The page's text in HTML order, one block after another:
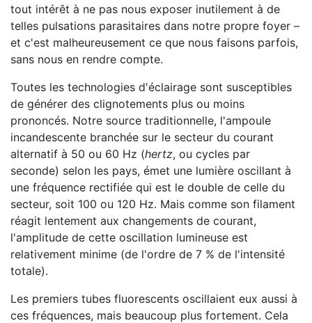
tout intérêt à ne pas nous exposer inutilement à de
telles pulsations parasitaires dans notre propre foyer –
et c'est malheureusement ce que nous faisons parfois,
sans nous en rendre compte.
Toutes les technologies d'éclairage sont susceptibles
de générer des clignotements plus ou moins
prononcés. Notre source traditionnelle, l'ampoule
incandescente branchée sur le secteur du courant
alternatif à 50 ou 60 Hz (hertz, ou cycles par
seconde) selon les pays, émet une lumière oscillant à
une fréquence rectifiée qui est le double de celle du
secteur, soit 100 ou 120 Hz. Mais comme son filament
réagit lentement aux changements de courant,
l'amplitude de cette oscillation lumineuse est
relativement minime (de l'ordre de 7 % de l'intensité
totale).
Les premiers tubes fluorescents oscillaient eux aussi à
ces fréquences, mais beaucoup plus fortement. Cela